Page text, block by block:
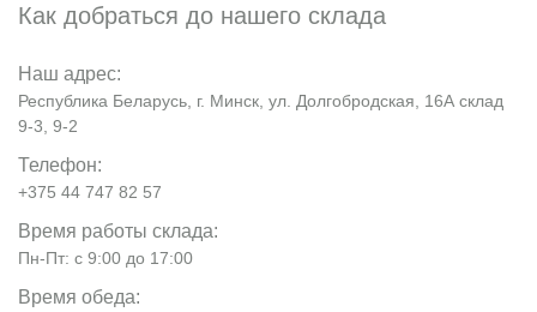
Как добраться до нашего склада
Наш адрес:
Республика Беларусь, г. Минск, ул. Долгобродская, 16А склад
9-3, 9-2
Телефон:
+375 44 747 82 57
Время работы склада:
Пн-Пт: с 9:00 до 17:00
Время обеда: